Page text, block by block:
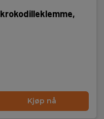
Kjøp nå